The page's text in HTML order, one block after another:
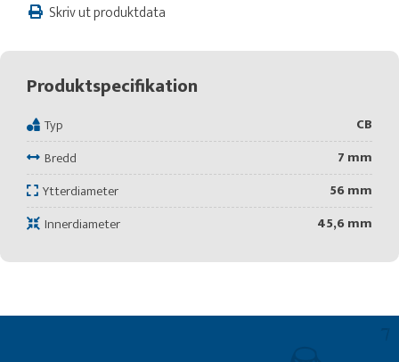
Skriv ut produktdata
Produktspecifikation
Typ
CB
Bredd
7 mm
Ytterdiameter
56 mm
Innerdiameter
45,6 mm